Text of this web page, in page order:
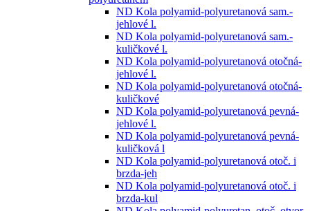
ND Kola polyamid-polyuretanová sam.-
jehlové l.
ND Kola polyamid-polyuretanová sam.-
kuličkové l.
ND Kola polyamid-polyuretanová otočná-
jehlové l.
ND Kola polyamid-polyuretanová otočná-
kuličkové
ND Kola polyamid-polyuretanová pevná-
jehlové l.
ND Kola polyamid-polyuretanová pevná-
kuličková l
ND Kola polyamid-polyuretanová otoč. i
brzda-jeh
ND Kola polyamid-polyuretanová otoč. i
brzda-kul